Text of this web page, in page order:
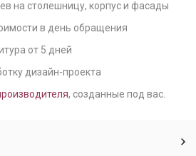
на столешницу, корпус и фасады
в день обращения
от 5 дней
дизайн-проекта
, созданные под вас.